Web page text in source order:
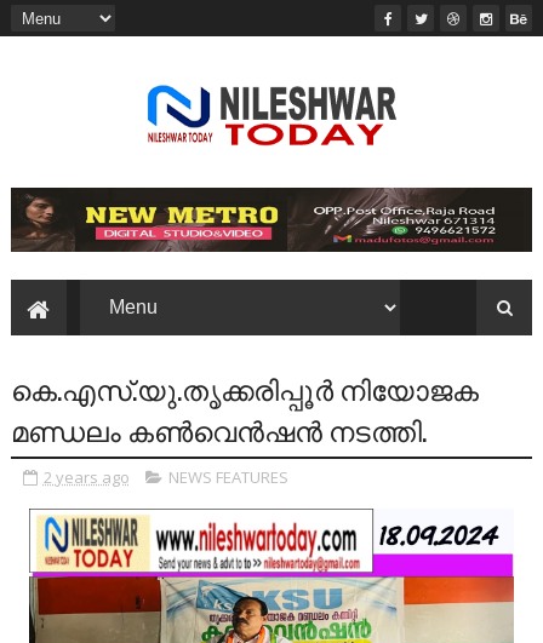
കെ.എസ്.യു.തൃക്കരിപ്പൂർ നിയോജക
മണ്ഡലം കൺവെൻഷൻ നടത്തി.
2 years ago NEWS FEATURES